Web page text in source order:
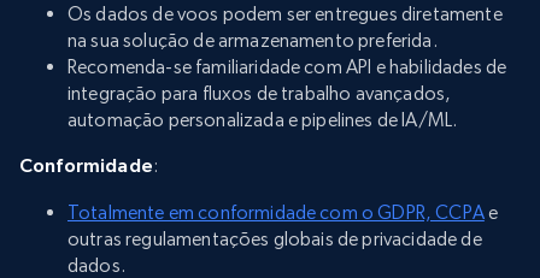
Os dados de voos podem ser entregues diretamente
na sua solução de armazenamento preferida.
Recomenda-se familiaridade com API e habilidades de
integração para fluxos de trabalho avançados,
automação personalizada e pipelines de IA/ML.
Conformidade:
Totalmente em conformidade com o GDPR, CCPAe
outras regulamentações globais de privacidade de
dados.